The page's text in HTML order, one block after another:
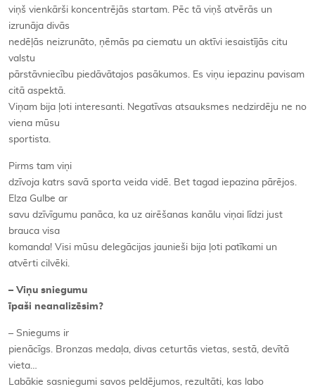
viņš vienkārši koncentrējās startam. Pēc tā viņš atvērās un
izrunāja divās
nedēļās neizrunāto, ņēmās pa ciematu un aktīvi iesaistījās citu
valstu
pārstāvniecību piedāvātajos pasākumos. Es viņu iepazinu pavisam
citā aspektā.
Viņam bija ļoti interesanti. Negatīvas atsauksmes nedzirdēju ne no
viena mūsu
sportista.
Pirms tam viņi
dzīvoja katrs savā sporta veida vidē. Bet tagad iepazina pārējos.
Elza Gulbe ar
savu dzīvīgumu panāca, ka uz airēšanas kanālu viņai līdzi just
brauca visa
komanda! Visi mūsu delegācijas jaunieši bija ļoti patīkami un
atvērti cilvēki.
– Viņu sniegumu
īpaši neanalizēsim?
– Sniegums ir
pienācīgs. Bronzas medaļa, divas ceturtās vietas, sestā, devītā
vieta…
Labākie sasniegumi savos peldējumos, rezultāti, kas labo